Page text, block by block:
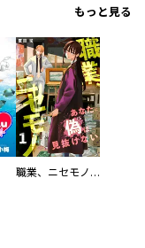
もっと見る
職業、ニセモノ～あなたに偽は見抜けない【電子単行本版】